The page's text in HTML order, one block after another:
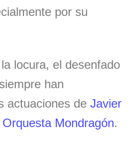
por su
locura, el desenfado
han
actuaciones de Javier
Mondragón.